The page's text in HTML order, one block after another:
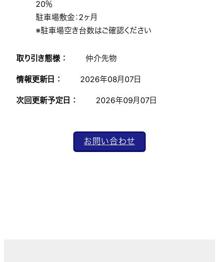
20％
駐車場敷金：2ヶ月
※駐車場空き台数はご確認ください
取り引き態様 ： 仲介先物
情報更新日 ： 2026年08月07日
次回更新予定日 ： 2026年09月07日
お問い合わせ